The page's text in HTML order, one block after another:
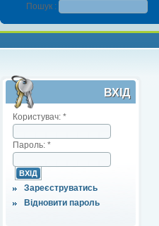
Пошук :
ВХІД
Користувач: *
Пароль: *
Зареєструватись
Відновити пароль